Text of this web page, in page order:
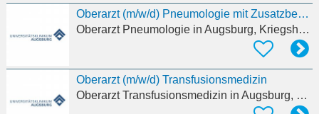
Oberarzt (m/w/d) Pneumologie mit Zusatzbezeichnung Schlafmedizin
Oberarzt Pneumologiein Augsburg, Kriegshaber
Oberarzt (m/w/d) Transfusionsmedizin
Oberarzt Transfusionsmedizin in Augsburg, Kriegshaber